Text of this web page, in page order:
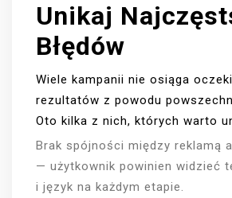
Unikaj
Błędów
Wiele kampanii nie osiąga
rezultatów z powodu
Oto kilka z nich, których warto
Brak spójności między reklamą
— użytkownik powinien widzieć
i język na każdym etapie.